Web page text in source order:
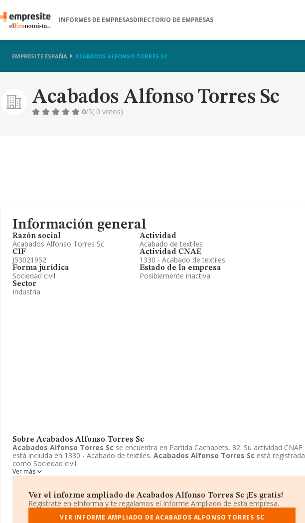
INFORMES DE EMPRESASDIRECTORIO DE EMPRESAS
EMPRESITE ESPAÑA ACABADOS ALFONSO TORRES SC
Acabados Alfonso Torres Sc
0/5( 0 votos)
Información general
Razón social
Acabados Alfonso Torres Sc
CIF
J53021952
Forma jurídica
Sociedad civil
Sector
Industria
Actividad
Acabado de textiles
Actividad CNAE
1330 - Acabado de textiles
Estado de la empresa
Posiblemente inactiva
Sobre Acabados Alfonso Torres Sc
Acabados Alfonso Torres Sc se encuentra en Partida Cachapets, 82. Su actividad CNAE
está incluida en 1330 - Acabado de textiles. Acabados Alfonso Torres Sc está registrada
como Sociedad civil.
Ver más
Ver el informe ampliado de Acabados Alfonso Torres Sc ¡Es gratis!
Regístrate en eInforma y te regalamos el Informe Ampliado de esta empresa.
VER INFORME AMPLIADO DE ACABADOS ALFONSO TORRES SC